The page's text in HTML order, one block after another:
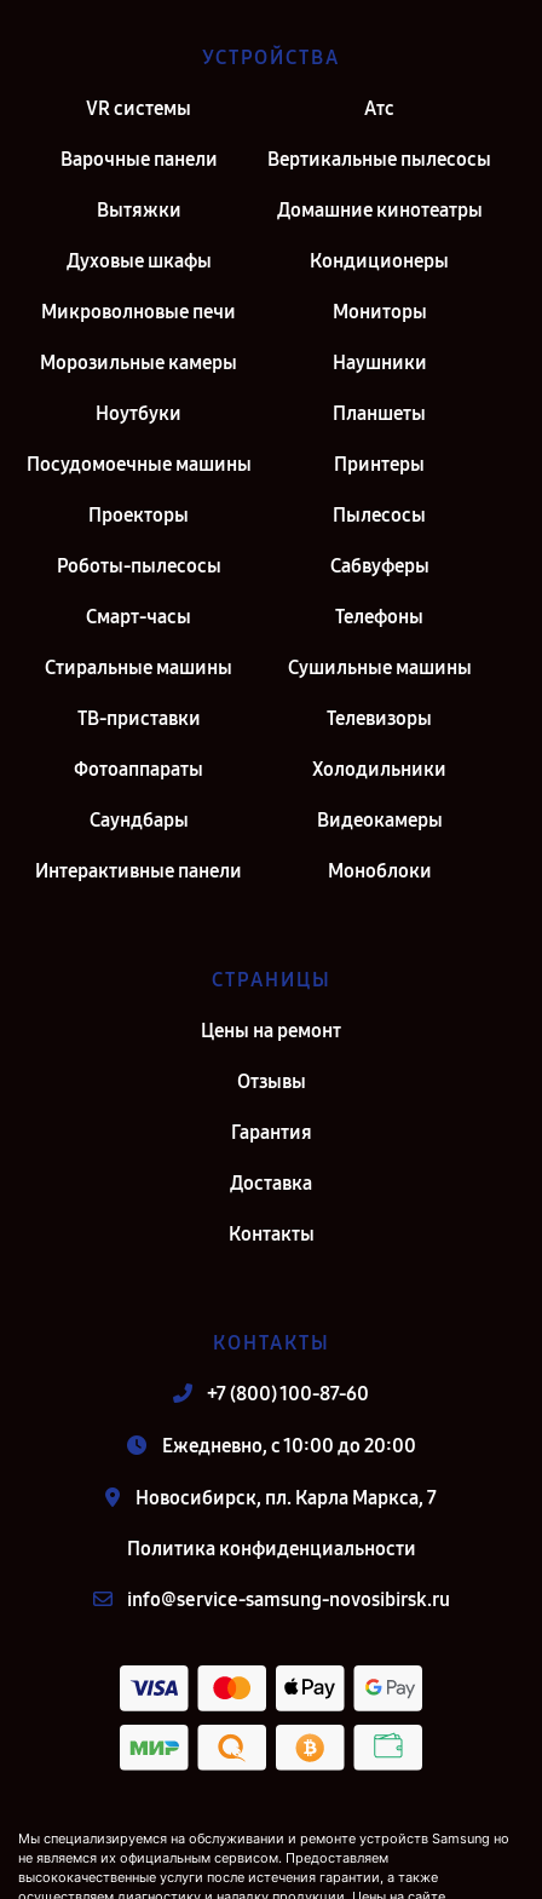
Ремонт стиральной машины Samsung WD0704REV в г. Санкт-
УСТРОЙСТВА
VR системы Атс
Варочные панели Вертикальные пылесосы
Вытяжки Домашние кинотеатры
Духовые шкафы Кондиционеры
Микроволновые печи Мониторы
Морозильные камеры Наушники
Ноутбуки Планшеты
Посудомоечные машины Принтеры
Проекторы Пылесосы
Роботы-пылесосы Сабвуферы
Смарт-часы Телефоны
Стиральные машины Сушильные машины
ТВ-приставки Телевизоры
Фотоаппараты Холодильники
Саундбары Видеокамеры
Интерактивные панели Моноблоки
СТРАНИЦЫ
Цены на ремонт
Отзывы
Гарантия
Доставка
Контакты
КОНТАКТЫ
+7 (800) 100-87-60
Ежедневно, с 10:00 до 20:00
Новосибирск, пл. Карла Маркса, 7
Политика конфиденциальности
info@service-samsung-novosibirsk.ru
Мы специализируемся на обслуживании и ремонте устройств Samsung но
не являемся их официальным сервисом. Предоставляем
высококачественные услуги после истечения гарантии, а также